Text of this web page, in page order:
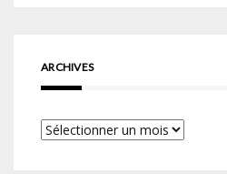
ARCHIVES
Archives